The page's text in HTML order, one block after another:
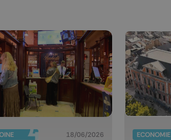
18/06/2026 ECONOMIE